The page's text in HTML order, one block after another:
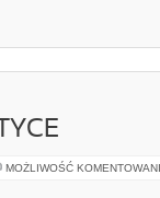
MOŻLIWOŚĆ